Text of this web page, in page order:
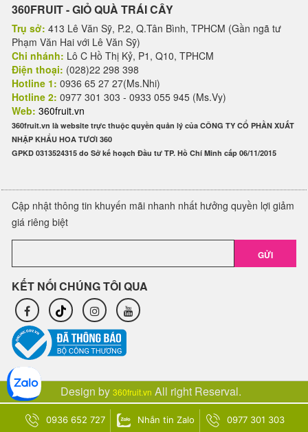
360FRUIT - GIỎ QUÀ TRÁI CÂY
Trụ sở: 413 Lê Văn Sỹ, P.2, Q.Tân Bình, TPHCM (Gần ngã tư
Phạm Văn Hai với Lê Văn Sỹ)
Chi nhánh: Lô C Hồ Thị Kỷ, P1, Q10, TPHCM
Điện thoại: (028)22 298 398
Hotline 1: 0936 65 27 27(Ms.Nhi)
Hotline 2: 0977 301 303 - 0933 055 945 (Ms.Vy)
Web: 360fruit.vn
360fruit.vn là website trực thuộc quyền quản lý của CÔNG TY CỔ PHẦN XUẤT
NHẬP KHẨU HOA TƯƠI 360
GPKD 0313524315 do Sở kế hoạch Đầu tư TP. Hồ Chí Minh cấp 06/11/2015
Cập nhật thông tin khuyến mãi nhanh nhất hưởng quyền lợi giảm
giá riêng biệt
GỬI
KẾT NỐI CHÚNG TÔI QUA
Design by 360fruit.vn All right Reserval.
0936 652 727 Nhắn tin Zalo 0977 301 303